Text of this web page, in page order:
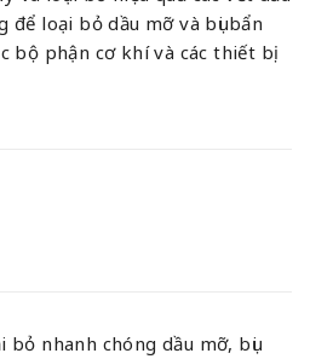
để loại bỏ dầu mỡ và bụi bẩn
bộ phận cơ khí và các thiết bị
nhanh chóng dầu mỡ, bụi